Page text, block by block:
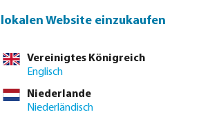
Website einzukaufen
Vereinigtes Königreich
Englisch
Niederlande
Niederländisch